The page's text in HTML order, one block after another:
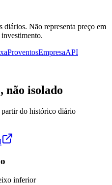
diários. Não representa preço em
ProventosEmpresaAPI
não isolado
do histórico diário
inferior